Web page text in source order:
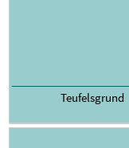
Teufelsgrund